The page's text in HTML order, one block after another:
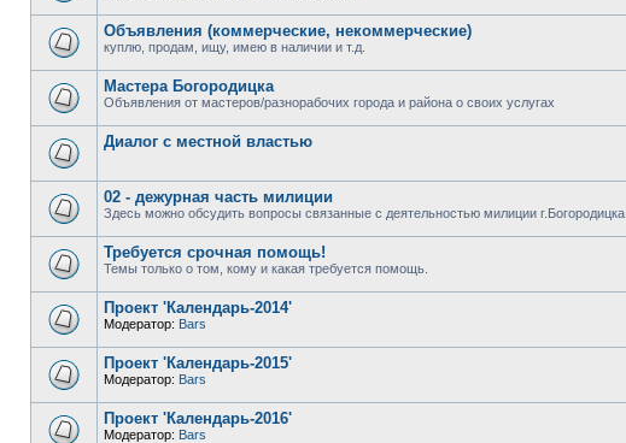
Объявления (коммерческие, некоммерческие)
куплю, продам, ищу, имею в наличии и т.д.
Мастера Богородицка
Объявления от мастеров/разнорабочих города и района о своих услугах
Диалог с местной властью
02 - дежурная часть милиции
Здесь можно обсудить вопросы связанные с деятельностью милиции г.Богородицка
Требуется срочная помощь!
Темы только о том, кому и какая требуется помощь.
Проект 'Календарь-2014'
Модератор: Bars
Проект 'Календарь-2015'
Модератор: Bars
Проект 'Календарь-2016'
Модератор: Bars